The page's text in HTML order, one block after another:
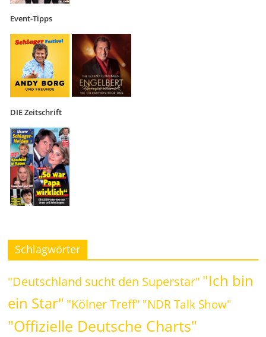
Event-Tipps
DIE Zeitschrift
Schlagwörter
"Deutschland sucht den Superstar" "Ich bin
ein Star" "Kölner Treff" "NDR Talk Show"
"Offizielle Deutsche Charts"